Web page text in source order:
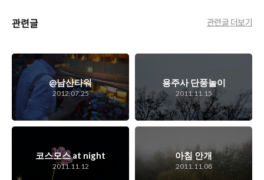
관련글 관련글 더보기
@남산타워
2012.07.25
용주사 단풍놀이
2011.11.15
코스모스 at night
2011.11.12
아침 안개
2011.11.08